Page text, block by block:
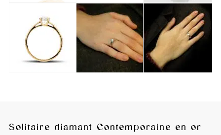
Solitaire diamant Contemporaine en or